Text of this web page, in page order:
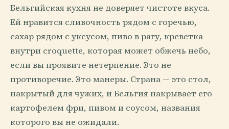
Бельгийская кухня не доверяет чистоте вкуса.
Ей нравится сливочность рядом с горечью,
сахар рядом с уксусом, пиво в рагу, креветка
внутри croquette, которая может обжечь небо,
если вы проявите нетерпение. Это не
противоречие. Это манеры. Страна — это стол,
накрытый для чужих, и Бельгия накрывает его
картофелем фри, пивом и соусом, названия
которого вы не ожидали.